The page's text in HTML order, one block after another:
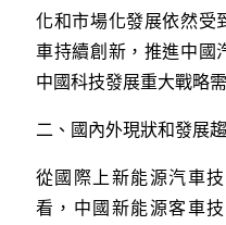
化和市場化發展依然受
車持續創新，推進中國
中國科技發展重大戰略
二、國內外現狀和發展
從國際上新能源汽車
看，中國新能源客車